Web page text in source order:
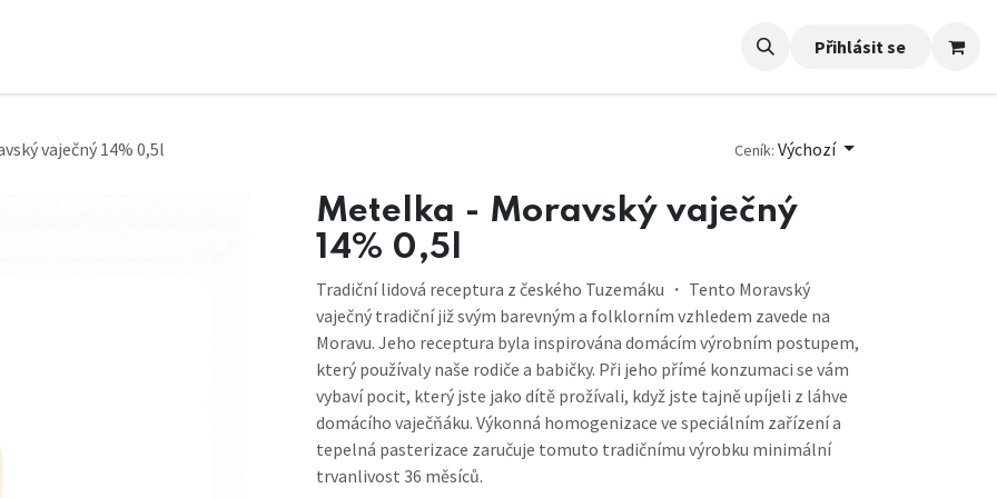
Přihlásit se
vaječný 14% 0,5l Ceník: Výchozí
Metelka - Moravský vaječný
14% 0,5l
Tradiční lidová receptura z českého Tuzemáku ・ Tento Moravský
vaječný tradiční již svým barevným a folklorním vzhledem zavede na
Moravu. Jeho receptura byla inspirována domácím výrobním postupem,
který používaly naše rodiče a babičky. Při jeho přímé konzumaci se vám
vybaví pocit, který jste jako dítě prožívali, když jste tajně upíjeli z láhve
domácího vaječňáku. Výkonná homogenizace ve speciálním zařízení a
tepelná pasterizace zaručuje tomuto tradičnímu výrobku minimální
trvanlivost 36 měsíců.